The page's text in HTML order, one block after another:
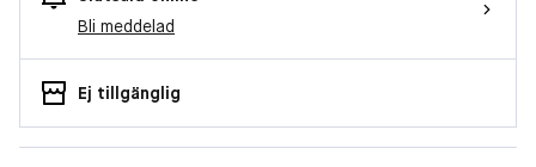
Bli meddelad
Ej tillgänglig